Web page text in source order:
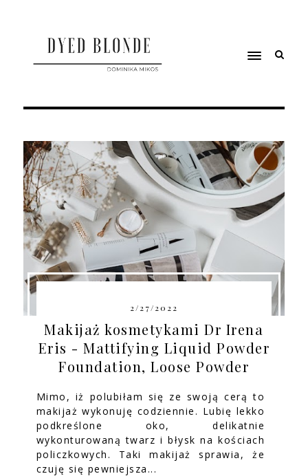
2/27/2022
Makijaż kosmetykami Dr Irena
Eris - Mattifying Liquid Powder
Foundation, Loose Powder
Mimo, iż polubiłam się ze swoją cerą to
makijaż wykonuję codziennie. Lubię lekko
podkreślone oko, delikatnie
wykonturowaną twarz i błysk na kościach
policzkowych. Taki makijaż sprawia, że
czuję się pewniejsza...